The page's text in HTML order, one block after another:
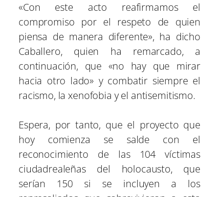
«Con este acto reafirmamos el
compromiso por el respeto de quien
piensa de manera diferente», ha dicho
Caballero, quien ha remarcado, a
continuación, que «no hay que mirar
hacia otro lado» y combatir siempre el
racismo, la xenofobia y el antisemitismo.
Espera, por tanto, que el proyecto que
hoy comienza se salde con el
reconocimiento de las 104 víctimas
ciudadrealeñas del holocausto, que
serían 150 si se incluyen a los